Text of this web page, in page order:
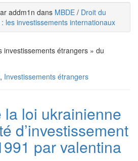
addm1n dans MBDE / Droit du
les investissements internationaux
investissements étrangers » du
, Investissements étrangers
loi ukrainienne
d’investissement
par valentina